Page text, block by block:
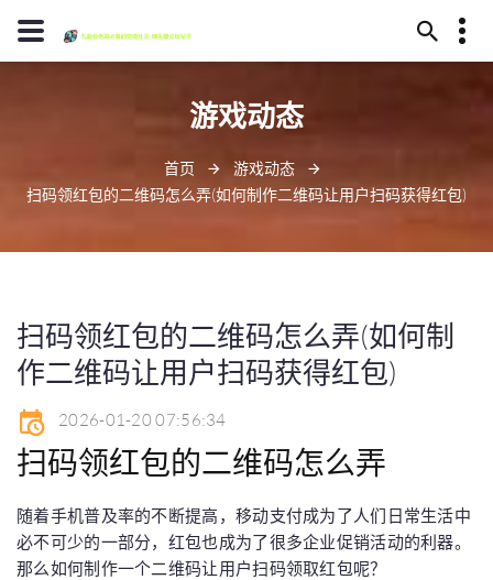
13594780370
毕节市代耳山145号
游戏动态
首页
游戏动态
扫码领红包的二维码怎么弄(如何制作二维码让用户扫码获得红包)
扫码领红包的二维码怎么弄(如何制
作二维码让用户扫码获得红包)
2026-01-20 07:56:34
扫码领红包的二维码怎么弄
随着手机普及率的不断提高，移动支付成为了人们日常生活中
必不可少的一部分，红包也成为了很多企业促销活动的利器。
那么如何制作一个二维码让用户扫码领取红包呢？